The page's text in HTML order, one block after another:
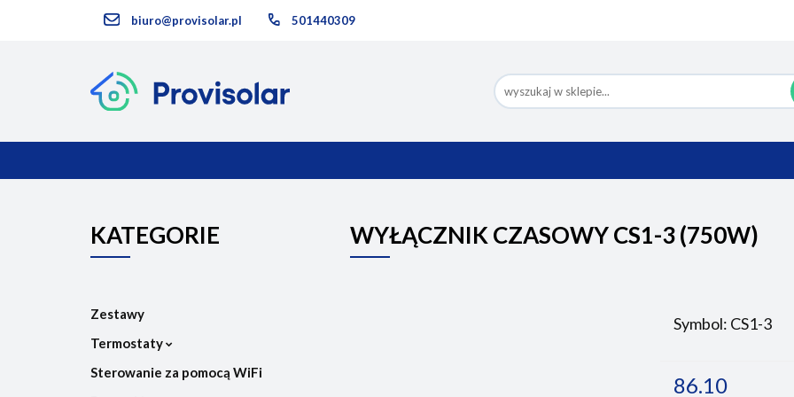
biuro@provisolar.pl 501440309
Kategorie
KATEGORIE
Zestawy
Termostaty
Sterowanie za pomocą WiFi
WYŁĄCZNIK CZASOWY CS1-3 (750W)
Symbol: CS1-3
86.10